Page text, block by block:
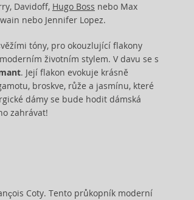
Davidoff, Hugo Boss nebo Max
nebo Jennifer Lopez.
tóny, pro okouzlující flakony
životním stylem. V davu se s
. Její flakon evokuje krásně
broskve, růže a jasmínu, které
dámy se bude hodit dámská
zahrávat!
Coty. Tento průkopník moderní